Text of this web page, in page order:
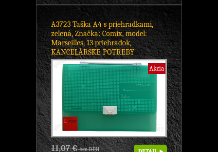
A3723 Taška A4 s priehradkami,
zelená, Značka: Comix, model:
Marseilles, 13 priehradok,
KANCELÁRSKE POTREBY
Akcia
11,07 €bez DPH